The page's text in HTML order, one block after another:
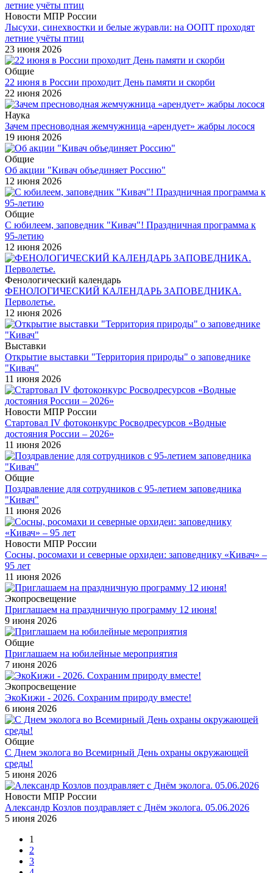
Новости МПР России
Лысухи, синехвостки и белые журавли: на ООПТ проходят
летние учёты птиц
23 июня 2026
Общие
22 июня в России проходит День памяти и скорби
22 июня 2026
Наука
Зачем пресноводная жемчужница «арендует» жабры лосося
19 июня 2026
Общие
Об акции "Кивач объединяет Россию"
12 июня 2026
Общие
С юбилеем, заповедник "Кивач"! Праздничная программа к
95-летию
12 июня 2026
Фенологический календарь
ФЕНОЛОГИЧЕСКИЙ КАЛЕНДАРЬ ЗАПОВЕДНИКА.
Перволетье.
12 июня 2026
Выставки
Открытие выставки "Территория природы" о заповеднике
"Кивач"
11 июня 2026
Новости МПР России
Стартовал IV фотоконкурс Росводресурсов «Водные
достояния России – 2026»
11 июня 2026
Общие
Поздравление для сотрудников с 95-летием заповедника
"Кивач"
11 июня 2026
Новости МПР России
Сосны, росомахи и северные орхидеи: заповеднику «Кивач» –
95 лет
11 июня 2026
Экопросвещение
Приглашаем на праздничную программу 12 июня!
9 июня 2026
Общие
Приглашаем на юбилейные мероприятия
7 июня 2026
Экопросвещение
ЭкоКижи - 2026. Сохраним природу вместе!
6 июня 2026
Общие
С Днем эколога во Всемирный День охраны окружающей
среды!
5 июня 2026
Новости МПР России
Александр Козлов поздравляет с Днём эколога. 05.06.2026
5 июня 2026
1
2
3